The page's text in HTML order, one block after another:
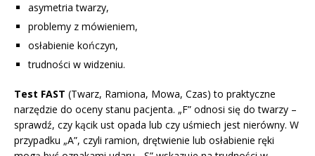
asymetria twarzy,
problemy z mówieniem,
osłabienie kończyn,
trudności w widzeniu.
Test FAST (Twarz, Ramiona, Mowa, Czas) to praktyczne
narzędzie do oceny stanu pacjenta. „F” odnosi się do twarzy –
sprawdź, czy kącik ust opada lub czy uśmiech jest nierówny. W
przypadku „A”, czyli ramion, drętwienie lub osłabienie ręki